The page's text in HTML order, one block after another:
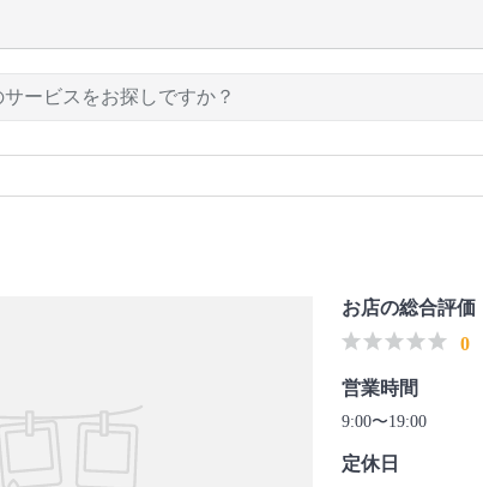
お店の総合評価
0
営業時間
9:00〜19:00
定休日